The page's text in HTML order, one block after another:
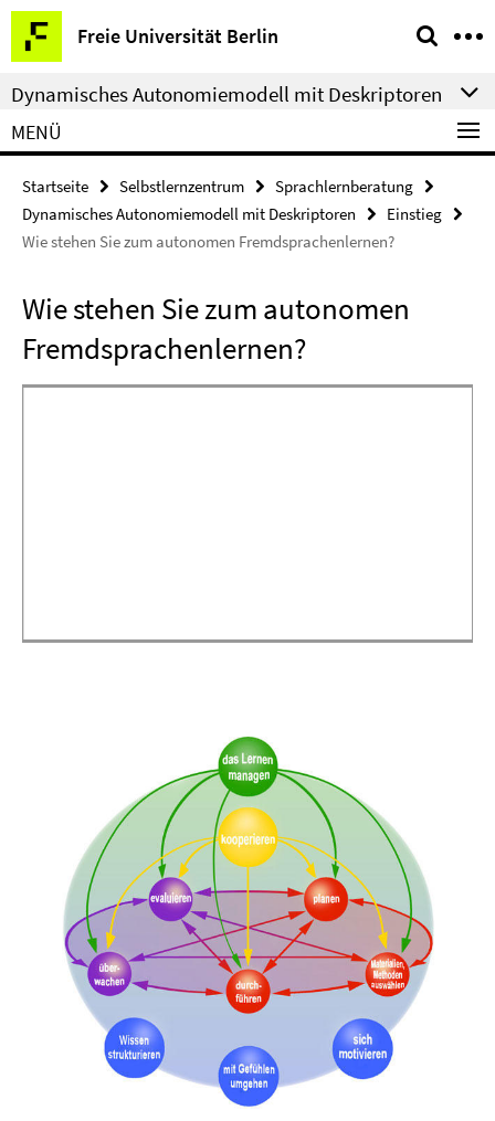
Springe
direkt
zu
Inhalt
Freie Universität Berlin
Service-
Navigation
Dynamisches Autonomiemodell mit Deskriptoren
MENÜ
Startseite Selbstlernzentrum
Sprachlernberatung
Dynamisches Autonomiemodell mit Deskriptoren
Einstieg
Wie stehen Sie zum autonomen Fremdsprachenlernen?
Wie stehen Sie zum autonomen
Fremdsprachenlernen?